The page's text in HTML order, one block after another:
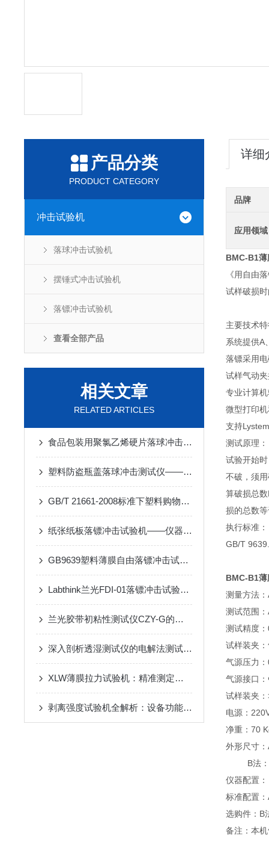
产品分类
PRODUCT CATEGORY
冲击试验机
落球冲击试验机
摆锤式冲击试验机
落镖冲击试验机
查看全部产品
相关文章
RELATED ARTICLES
食品包装用聚氯乙烯硬片落球冲击试验机——仪器概述
塑料防盗瓶盖落球冲击测试仪——仪器概述
GB/T 21661-2008标准下塑料购物袋落镖冲击试验机的测试方法及仪器详解
纸张纸板落镖冲击试验机——仪器概述
GB9639塑料薄膜自由落镖冲击试验机测试方法
Labthink兰光FDI-01落镖冲击试验机的产品介绍
兰光胶带初粘性测试仪CZY-G的测试原理与标准介绍
深入剖析透湿测试仪的电解法测试原理
XLW薄膜拉力试验机：精准测定保护膜分离力性能
剥离强度试验机全解析：设备功能与GB/T 8808标准要求
详细
品牌
应用领域
BMC-B1薄
《用自由
试样破损
主要技术
系统提供A
落镖采用
试样气动
专业计算
微型打印
支持
测试原理：
试验开始
不破，须
算破损总
损的总数
执行标准：
GB/T
BMC-B1薄
测量方法
测试范围
测试精度
试样装夹
气源压力
气源接口
试样装夹
电源：
净重：70
外形尺寸
B法：
仪器配置：
标准配置
选购件：B
备注：本